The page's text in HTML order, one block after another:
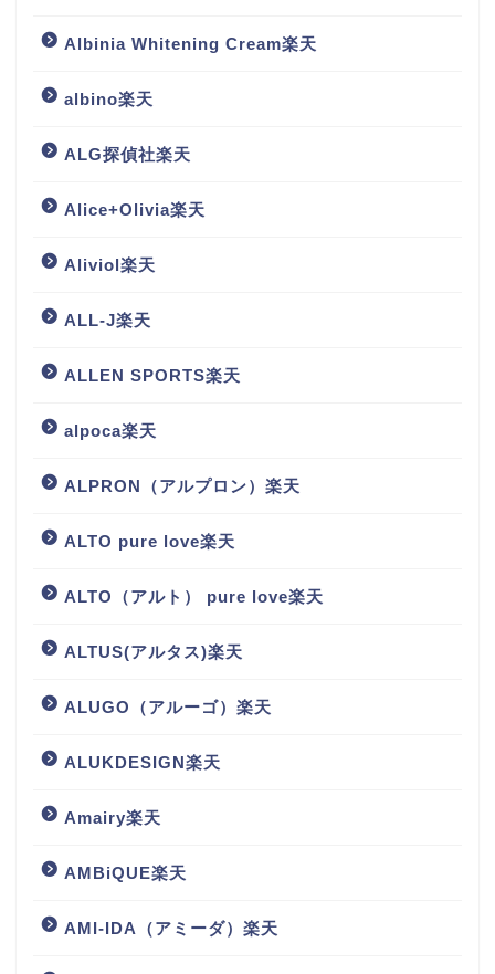
Albinia Whitening Cream楽天
albino楽天
ALG探偵社楽天
Alice+Olivia楽天
Aliviol楽天
ALL-J楽天
ALLEN SPORTS楽天
alpoca楽天
ALPRON（アルプロン）楽天
ALTO pure love楽天
ALTO（アルト） pure love楽天
ALTUS(アルタス)楽天
ALUGO（アルーゴ）楽天
ALUKDESIGN楽天
Amairy楽天
AMBiQUE楽天
AMI-IDA（アミーダ）楽天